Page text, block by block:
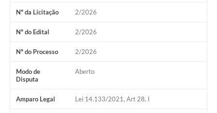
Veículos paralisados
Coleta de Sugestões
Orçamento Participativo
Legislação
Ouvidoria
Acessibilidade
Nº da Licitação 2/2026
Nº do Edital 2/2026
Nº do Processo 2/2026
Modo de
Disputa
Aberto
Amparo Legal Lei 14.133/2021, Art 28, I